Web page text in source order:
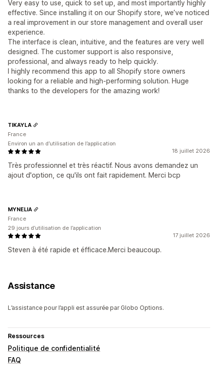
Very easy to use, quick to set up, and most importantly highly
effective. Since installing it on our Shopify store, we’ve noticed
a real improvement in our store management and overall user
experience.
The interface is clean, intuitive, and the features are very well
designed. The customer support is also responsive,
professional, and always ready to help quickly.
I highly recommend this app to all Shopify store owners
looking for a reliable and high-performing solution. Huge
thanks to the developers for the amazing work!
18 juillet 2026
Très professionnel et très réactif. Nous avons demandez un
ajout d'option, ce qu'ils ont fait rapidement. Merci bcp
TIKAYLA
France
Environ un an d’utilisation de l’application
17 juillet 2026
Steven à été rapide et éfficace.Merci beaucoup.
MYNELIA
France
29 jours d’utilisation de l’application
Assistance
L’assistance pour l’appli est assurée par Globo Options.
Ressources
Politique de confidentialité
FAQ